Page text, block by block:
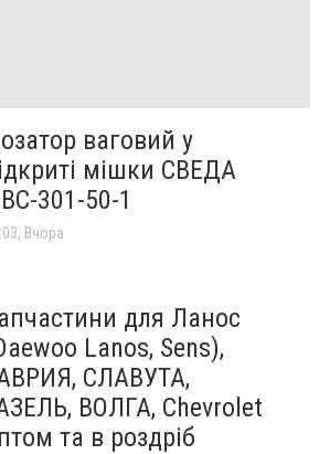
ваговий у
мішки СВЕДА
301-50-1
Вчора
для Ланос
Lanos, Sens),
СЛАВУТА,
ВОЛГА, Chevrolet
та в роздріб